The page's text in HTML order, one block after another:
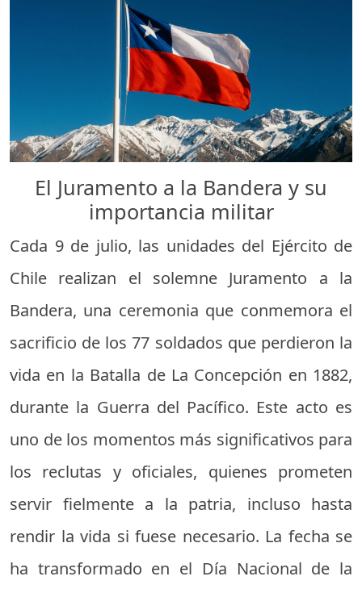
El Juramento a la Bandera y su
importancia militar
Cada 9 de julio, las unidades del Ejército de
Chile realizan el solemne Juramento a la
Bandera, una ceremonia que conmemora el
sacrificio de los 77 soldados que perdieron la
vida en la Batalla de La Concepción en 1882,
durante la Guerra del Pacífico. Este acto es
uno de los momentos más significativos para
los reclutas y oficiales, quienes prometen
servir fielmente a la patria, incluso hasta
rendir la vida si fuese necesario. La fecha se
ha transformado en el Día Nacional de la